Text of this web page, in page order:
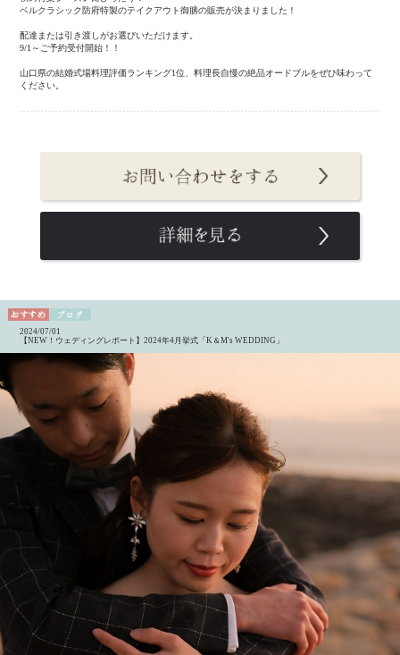
ベルクラシック防府特製のテイクアウト御膳の販売が決まりました！
配達または引き渡しがお選びいただけます。
9/1～ご予約受付開始！！
山口県の結婚式場料理評価ランキング1位、料理長自慢の絶品オードブルをぜひ味わって
ください。
2024/07/01
【NEW！ウェディングレポート】2024年4月挙式「K＆M's WEDDING」